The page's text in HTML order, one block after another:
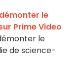
le
Prime Video
le
de science-